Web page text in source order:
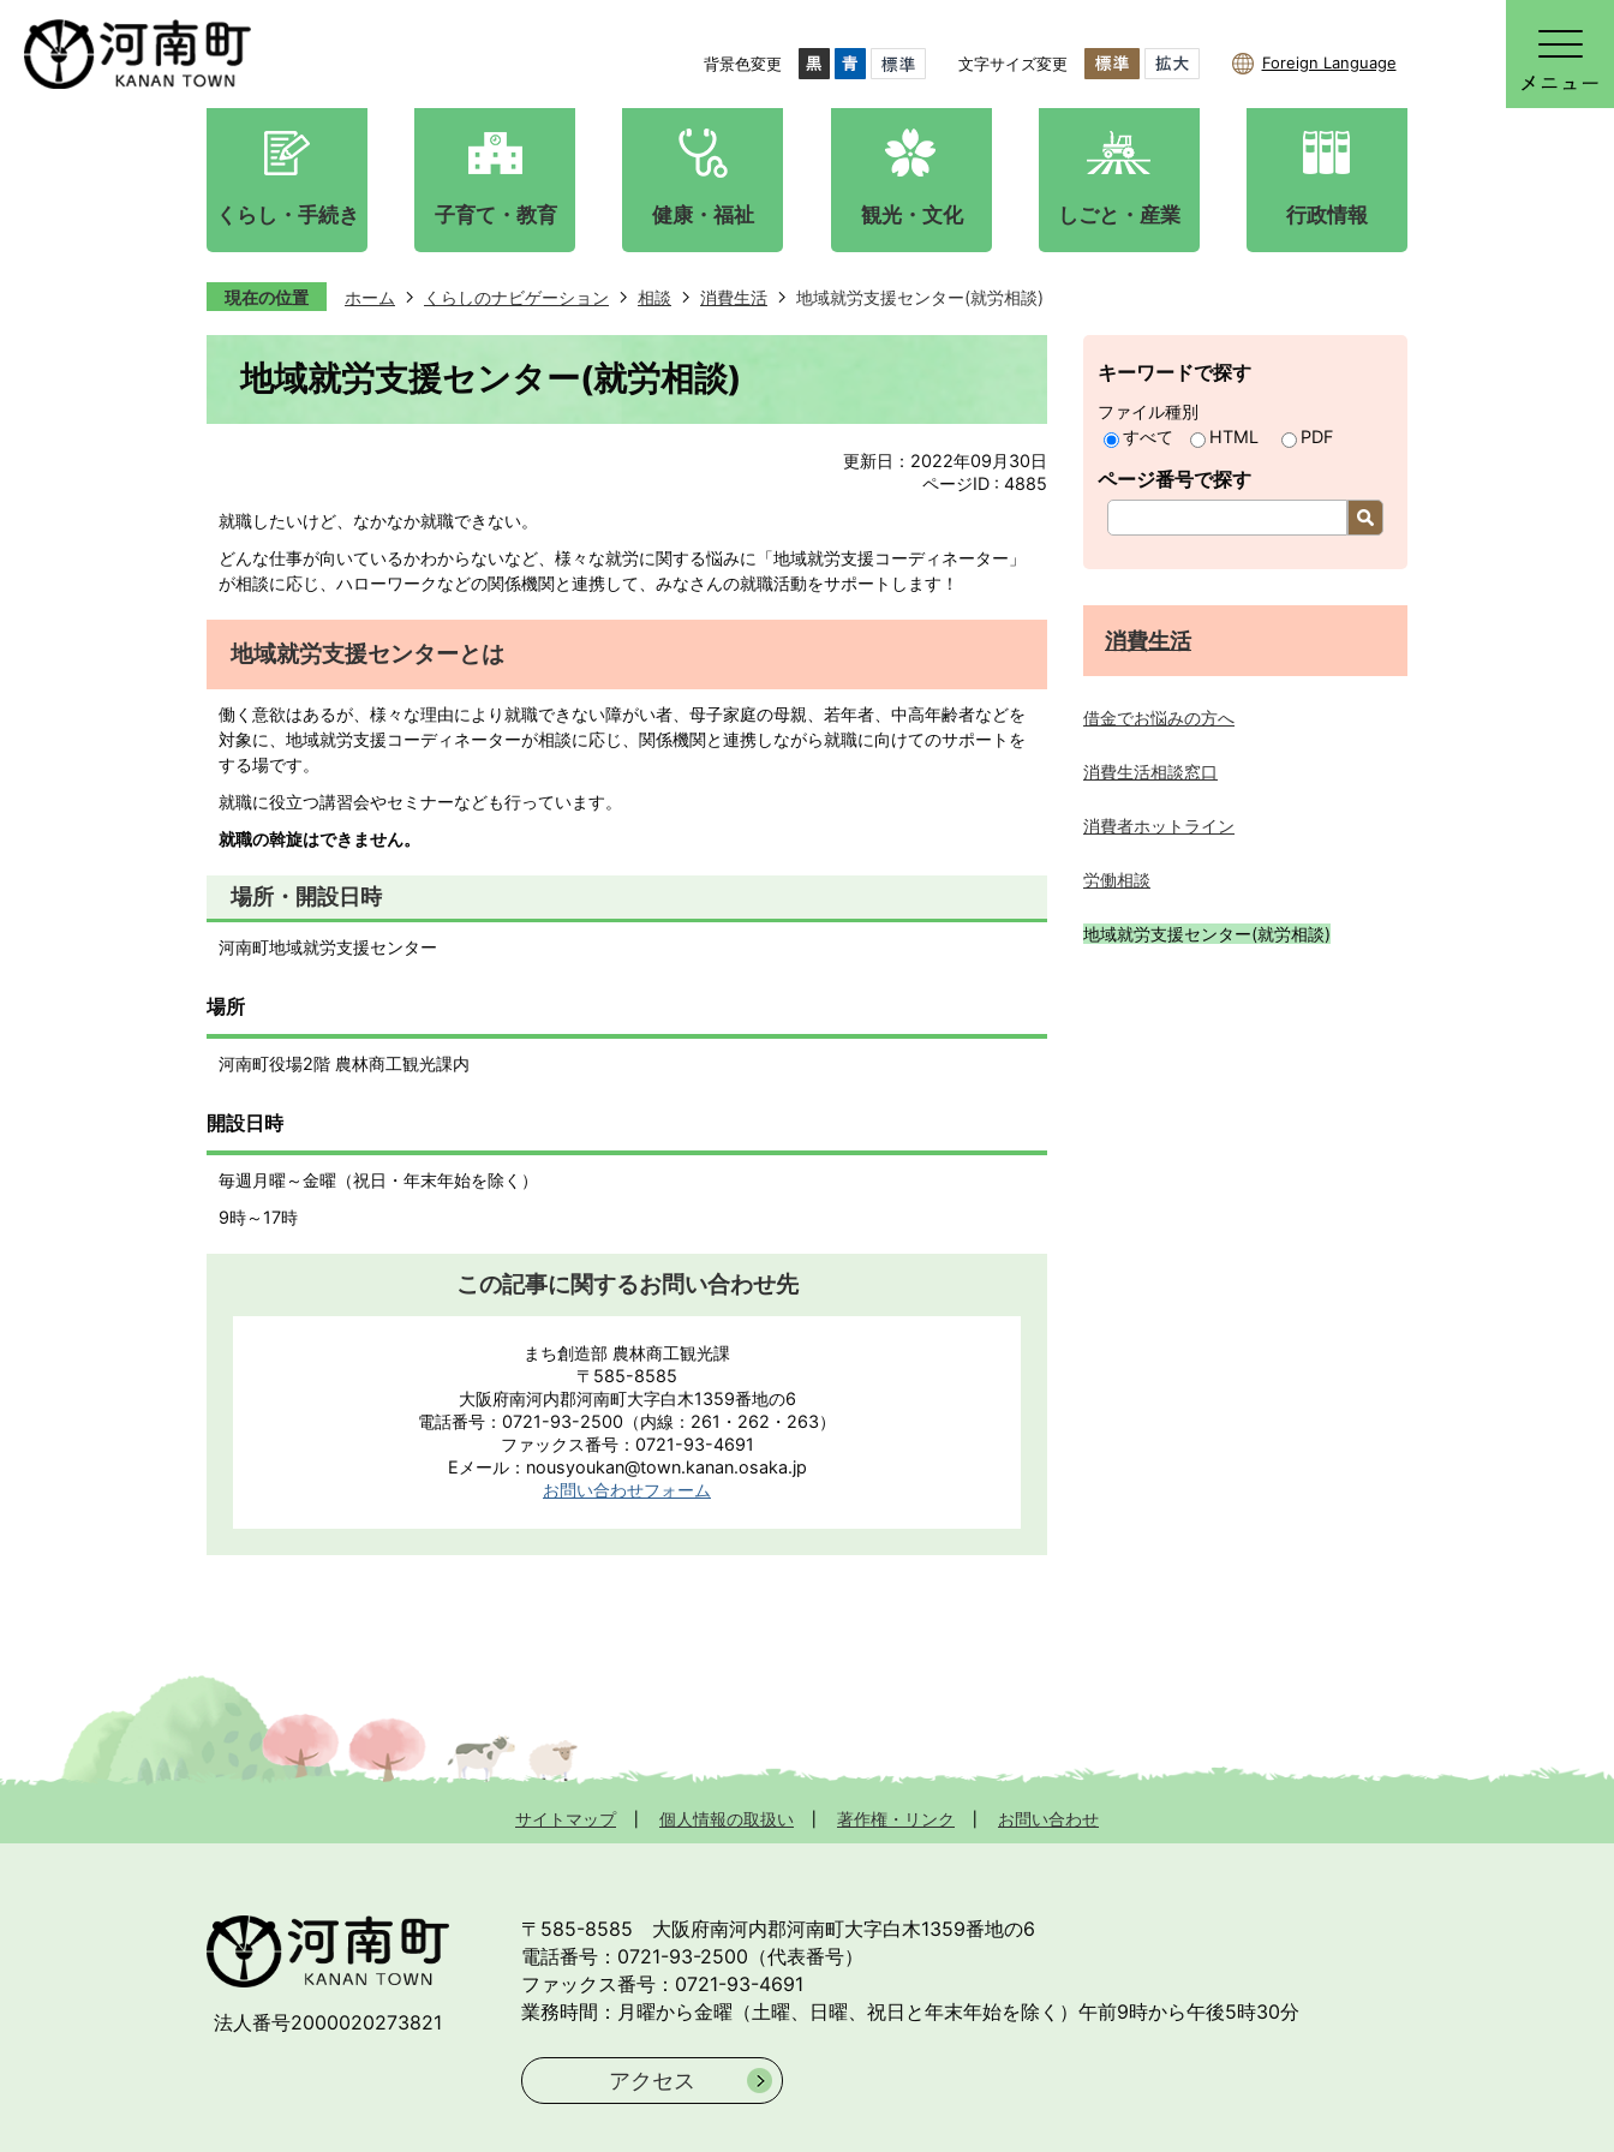
背景色変更 文字サイズ変更 Foreign Language
くらし・手続き 子育て・教育 健康・福祉 観光・文化 しごと・産業 行政情報
現在の位置 ホーム くらしのナビゲーション 相談 消費生活 地域就労支援センター(就労相談)
地域就労支援センター(就労相談)
更新日：2022年09月30日
ページID : 4885
就職したいけど、なかなか就職できない。
どんな仕事が向いているかわからないなど、様々な就労に関する悩みに「地域就労支援コーディネーター」
が相談に応じ、ハローワークなどの関係機関と連携して、みなさんの就職活動をサポートします！
地域就労支援センターとは
働く意欲はあるが、様々な理由により就職できない障がい者、母子家庭の母親、若年者、中高年齢者などを
対象に、地域就労支援コーディネーターが相談に応じ、関係機関と連携しながら就職に向けてのサポートを
する場です。
就職に役立つ講習会やセミナーなども行っています。
就職の斡旋はできません。
場所・開設日時
河南町地域就労支援センター
場所
河南町役場2階 農林商工観光課内
開設日時
毎週月曜～金曜（祝日・年末年始を除く）
9時～17時
この記事に関するお問い合わせ先
まち創造部 農林商工観光課
〒585-8585
大阪府南河内郡河南町大字白木1359番地の6
電話番号：0721-93-2500（内線：261・262・263）
ファックス番号：0721-93-4691
Eメール：nousyoukan@town.kanan.osaka.jp
お問い合わせフォーム
キーワードで探す
ファイル種別
すべて
HTML PDF
ページ番号で探す
消費生活
借金でお悩みの方へ
消費生活相談窓口
消費者ホットライン
労働相談
地域就労支援センター(就労相談)
サイトマップ 個人情報の取扱い 著作権・リンク お問い合わせ
法人番号2000020273821
〒585-8585 大阪府南河内郡河南町大字白木1359番地の6
電話番号：0721-93-2500（代表番号）
ファックス番号：0721-93-4691
業務時間：月曜から金曜（土曜、日曜、祝日と年末年始を除く）午前9時から午後5時30分
アクセス